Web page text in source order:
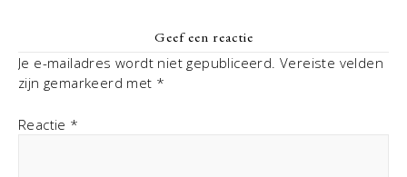
Geef een reactie
Je e-mailadres wordt niet gepubliceerd. Vereiste velden
zijn gemarkeerd met *
Reactie *